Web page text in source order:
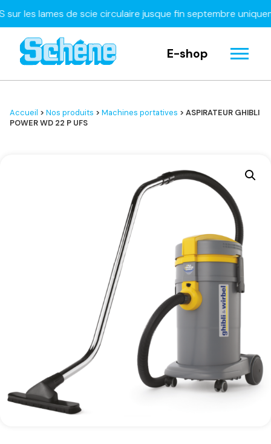
lames de scie circulaire jusque fin septembre uniquement
E-shop
Accueil > Nos produits > Machines portatives > ASPIRATEUR GHIBLI
POWER WD 22 P UFS